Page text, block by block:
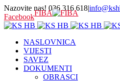
Nazovite nas! 036 316 618|
FacebookFIBA
NASLOVNICA
VIJESTI
SAVEZ
DOKUMENTI
OBRASCI